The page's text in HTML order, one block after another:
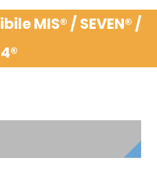
MIS® / SEVEN® /